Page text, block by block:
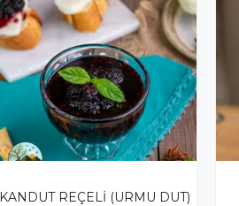
KANDUT REÇELİ (URMU DUT)